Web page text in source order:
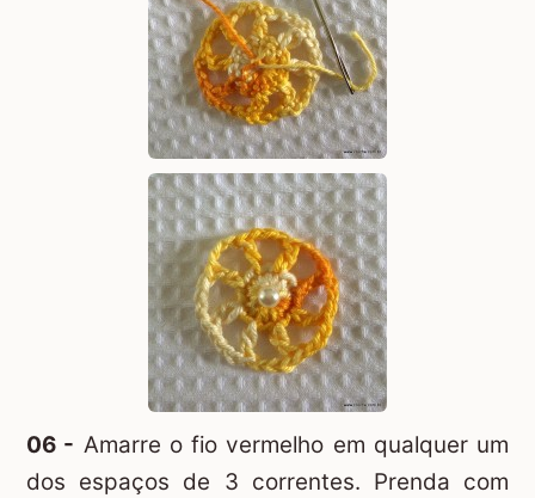
06 - Amarre o fio vermelho em qualquer um
dos espaços de 3 correntes. Prenda com